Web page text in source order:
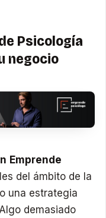
Psicología
negocio
Emprende
del ámbito de la
una estrategia
demasiado